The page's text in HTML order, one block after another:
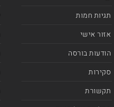
תגיות חמות
אזור אישי
הודעות בורסה
סקירות
תקשורת